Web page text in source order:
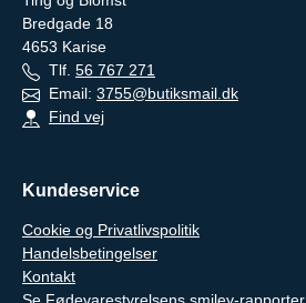
Bredgade 18
4653 Karise
Tlf. 56 767 271
Email: 3755@butiksmail.dk
Find vej
Kundeservice
Cookie og Privatlivspolitik
Handelsbetingelser
Kontakt